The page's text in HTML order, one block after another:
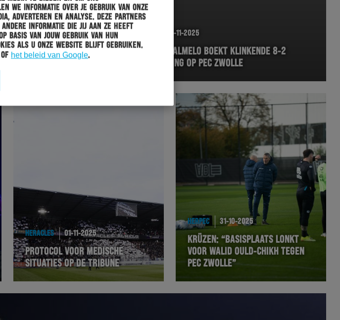
we informatie over je gebruik van onze
adverteren en analyse. Deze partners
andere informatie die jij aan ze heeft
basis van jouw gebruik van hun
als u onze website blijft gebruiken.
of het beleid van Google.
02-11-2025
HERACLES ALMELO BOEKT KLINKENDE 8-2
OVERWINNING OP PEC ZWOLLE
HERACLES 01-11-2025
PROTOCOL VOOR MEDISCHE
SITUATIES OP DE TRIBUNE
HERPEC 31-10-2025
KRÜZEN: “BASISPLAATS LONKT
VOOR WALID OULD-CHIKH TEGEN
PEC ZWOLLE”